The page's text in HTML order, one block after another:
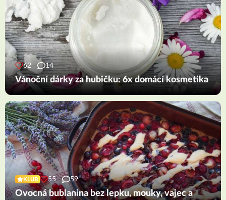
62 14
Vánoční dárky za hubičku: 6x domácí kosmetika
KLUB 55 59
Ovocná bublanina bez lepku, mouky, vajec a